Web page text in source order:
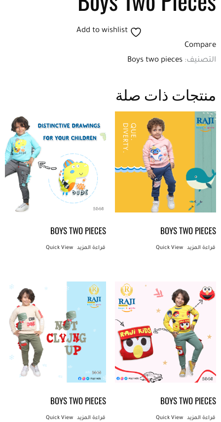
Add to wishlist
Compare
التصنيف: Boys two pieces
منتجات ذات صلة
BOYS TWO PIECES
قراءة المزيد Quick View
BOYS TWO PIECES
قراءة المزيد Quick View
BOYS TWO PIECES
قراءة المزيد Quick View
BOYS TWO PIECES
قراءة المزيد Quick View